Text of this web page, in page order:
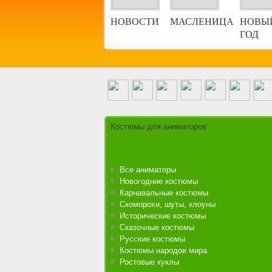
НОВОСТИ МАСЛЕНИЦА
ГОД
Костюмы для аниматоров
Все аниматоры
Новогодние костюмы
Карнавальные костюмы
Скоморохи, шуты, клоуны
Исторические костюмы
Сказочные костюмы
Русские костюмы
Костюмы народов мира
Ростовые куклы